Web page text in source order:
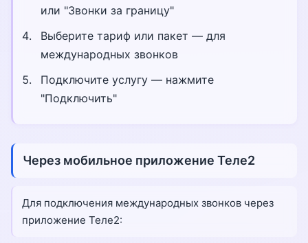
или "Звонки за границу"
Выберите тариф или пакет — для
международных звонков
Подключите услугу — нажмите
"Подключить"
Через мобильное приложение Теле2
Для подключения международных звонков через
приложение Теле2: